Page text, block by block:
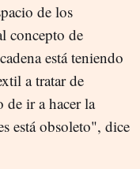
de los
concepto de
está teniendo
a tratar de
de ir a hacer la
está obsoleto", dice